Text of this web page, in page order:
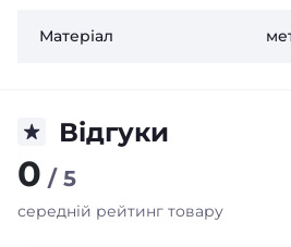
Матеріал
Відгуки
0 / 5
середній рейтинг товару